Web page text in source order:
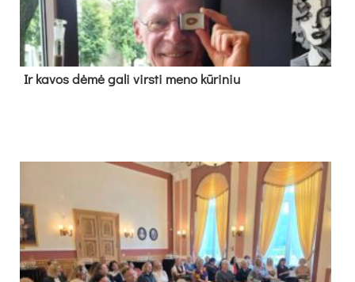
Ir ka­vos dė­mė ga­li virs­ti me­no kū­ri­niu